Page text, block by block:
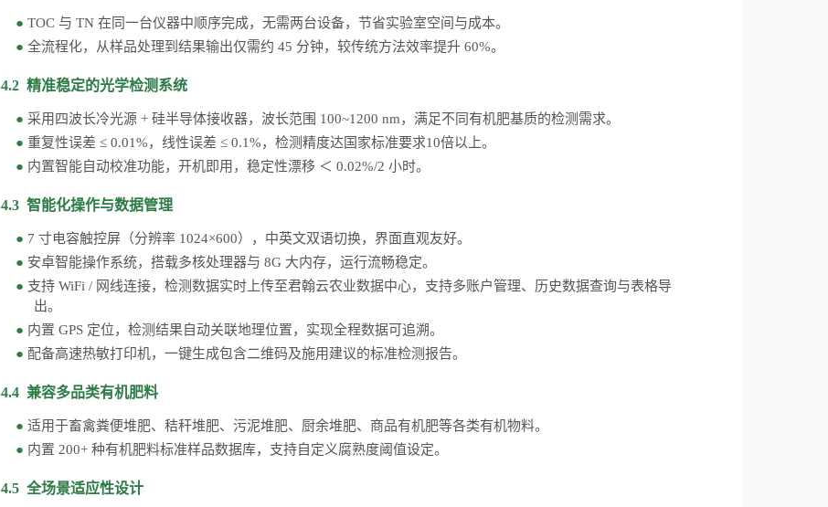
● TOC 与 TN 在同一台仪器中顺序完成，无需两台设备，节省实验室空间与成本。
● 全流程化，从样品处理到 结果输出仅需约 45 分钟，较传统方法效率提升 60%。
4.2 精准稳定的光学检测系统
● 采用四波长冷光源 + 硅半导体接收器，波长范围 100~1200 nm，满足不同有机肥基质的检测需求。
● 重复性误差 ≤ 0.01%，线性误差 ≤ 0.1%，检测精度达国家标准要求10倍以上。
● 内置智能自动校准功能，开机即用，稳定性漂移 ＜ 0.02%/2 小时。
4.3 智能化操作与数据管理
● 7 寸电容触控屏（分辨率 1024×600），中英文双语切换，界面直观友好。
● 安卓智能操作系统，搭载多核处理器与 8G 大内存，运行流畅稳定。
● 支持WiFi / 网线连接，检测数据实时上传至君翰云农业数据中心，支持多账户管理、历史数据查询与表格导
出。
● 内置 GPS 定位，检测结果自动关联地理位置，实现全程数据可追溯。
● 配备高速热敏打印机，一键生成包含二维码及施用建议的标准检测报告。
4.4 兼容多品类有机肥料
● 适用于畜禽粪便堆肥、秸秆堆肥、污泥堆肥、厨余堆肥、商品有机肥等各类有机物料。
● 内置 200+ 种有机肥料标准样品数据库，支持自定义腐熟度阈值设定。
4.5 全场景适应性设计